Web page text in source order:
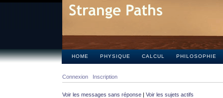
HOME PHYSIQUE CALCUL PHILOSOPHIE
Connexion Inscription
Voir les messages sans réponse | Voir les sujets actifs